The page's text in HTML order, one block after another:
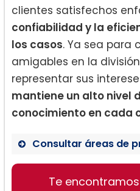
clientes satisfechos
confiabilidad y la
los casos. Ya sea para
amigables en la
representar sus
mantiene un alto nivel
conocimiento en cada
Consultar áreas de
Derecho de
Te